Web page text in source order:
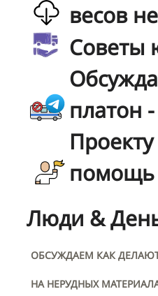
весов
Советы
платон
помощь
Люди &
ОБСУЖДАЕМ КАК
НА НЕРУДНЫХ